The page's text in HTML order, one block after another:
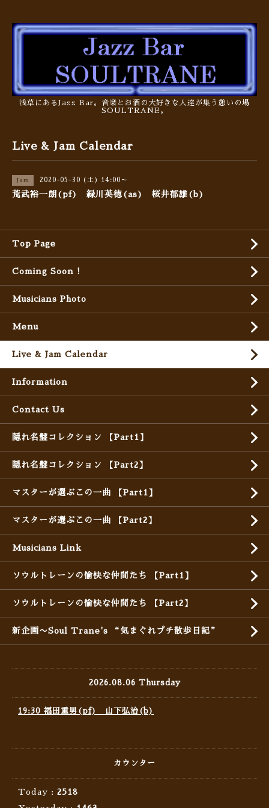
浅草にあるJazz Bar。音楽とお酒の大好きな人達が集う憩いの場
SOULTRANE。
Live & Jam Calendar
Jam 2020-05-30 (土) 14:00～
荒武裕一朗(pf) 緑川英徳(as) 桜井郁雄(b)
Top Page
Coming Soon !
Musicians Photo
Menu
Live & Jam Calendar
Information
Contact Us
隠れ名盤コレクション 【Part1】
隠れ名盤コレクション 【Part2】
マスターが選ぶこの一曲 【Part1】
マスターが選ぶこの一曲 【Part2】
Musicians Link
ソウルトレーンの愉快な仲間たち 【Part1】
ソウルトレーンの愉快な仲間たち 【Part2】
新企画〜Soul Trane's “気まぐれプチ散歩日記”
2026.08.06 Thursday
19:30 福田重男(pf) 山下弘治(b)
カウンター
Today : 2518